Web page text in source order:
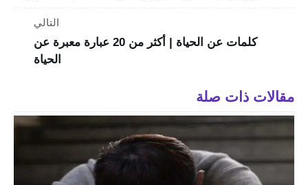
التالي
كلمات عن الحياة | أكثر من 20 عبارة معبرة عن
الحياة
مقالات ذات صلة